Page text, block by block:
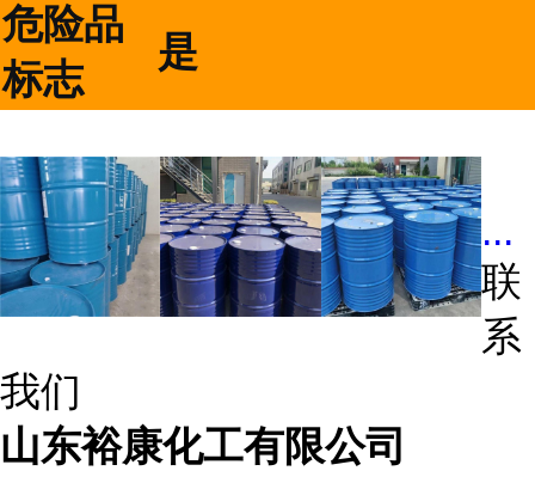
危险品
标志
是
...
联
系
我们
山东裕康化工有限公司